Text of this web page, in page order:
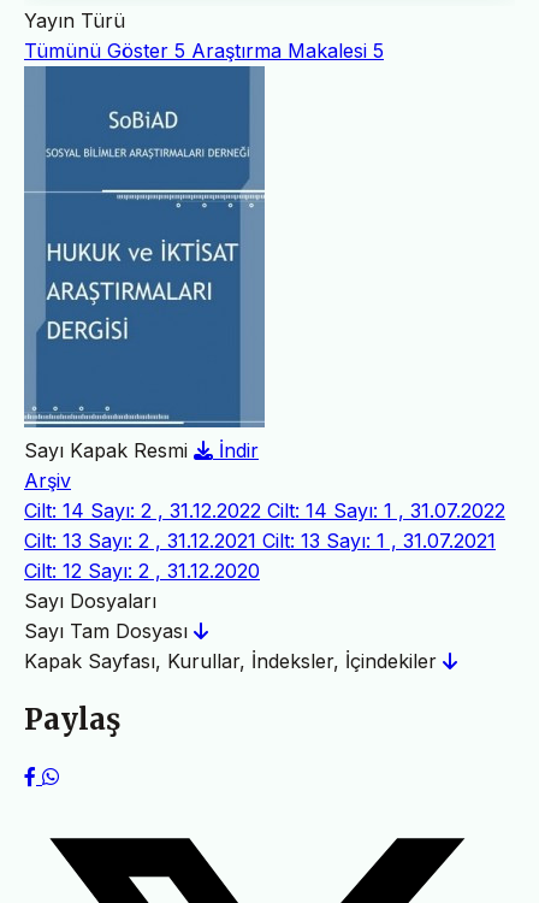
Yayın Türü
Tümünü Göster 5 Araştırma Makalesi 5
Sayı Kapak Resmi
İndir
Arşiv
Cilt: 14 Sayı: 2 , 31.12.2022 Cilt: 14 Sayı: 1 , 31.07.2022
Cilt: 13 Sayı: 2 , 31.12.2021 Cilt: 13 Sayı: 1 , 31.07.2021
Cilt: 12 Sayı: 2 , 31.12.2020
Sayı Dosyaları
Sayı Tam Dosyası
Kapak Sayfası, Kurullar, İndeksler, İçindekiler
Paylaş